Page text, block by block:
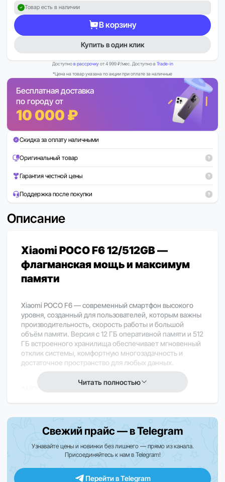
Товар есть в наличии
В корзину
Купить в один клик
Доступнов рассрочкуот 4 999 ₽/мес. Доступно вTrade-in
*Цена на товар указана по акции при оплате за наличные
Бесплатная доставка
по городу от
10 000 ₽
Скидка за оплату наличными
Оригинальный товар
Гарантия честной цены
Поддержка после покупки
Описание
Xiaomi POCO F6 12/512GB —
флагманская мощь и максимум
памяти
Xiaomi POCO F6 — современный смартфон высокого
уровня, созданный для пользователей, которым важны
производительность, скорость работы и большой
объём памяти. Версия с 12 ГБ оперативной памяти и 512
ГБ встроенного хранилища обеспечивает мгновенный
отклик системы, комфортную многозадачность и
достаточное пространство для любых данных.
комфортное для игр, видео и повседневного
использования.
Производительный процессор Snapdragon
Читать полностью
Свежий прайс — в Telegram
Узнавайте цены и новинки без лишнего — прямо из канала.
Присоединяйтесь к нам в Telegram!
Перейти в Telegram